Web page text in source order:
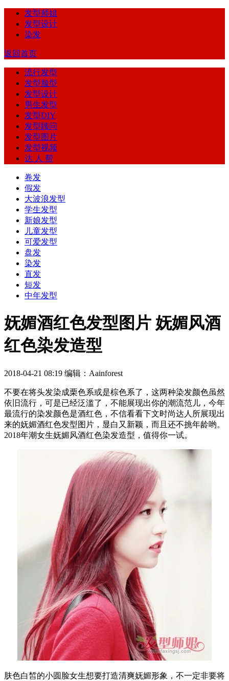
发型师姐
发型设计
染发
返回首页
流行发型
发型脸型
发型设计
男生发型
发型DIY
发型顾问
发型图片
发型视频
达 人 帮
卷发
假发
大波浪发型
学生发型
新娘发型
儿童发型
可爱发型
盘发
染发
直发
短发
中年发型
妩媚酒红色发型图片 妩媚风酒
红色染发造型
2018-04-21 08:19 编辑：Aainforest
不要在将头发染成栗色系或是棕色系了，这两种染发颜色虽然
依旧流行，可是已经泛滥了，不能展现出你的潮流范儿，今年
最流行的染发颜色是酒红色，不信看看下文时尚达人所展现出
来的妩媚酒红色发型图片，显白又新颖，而且还不挑年龄哟。
2018年潮女生妩媚风酒红色染发造型，值得你一试。
肤色白皙的小圆脸女生想要打造清爽妩媚形象，不一定非要将